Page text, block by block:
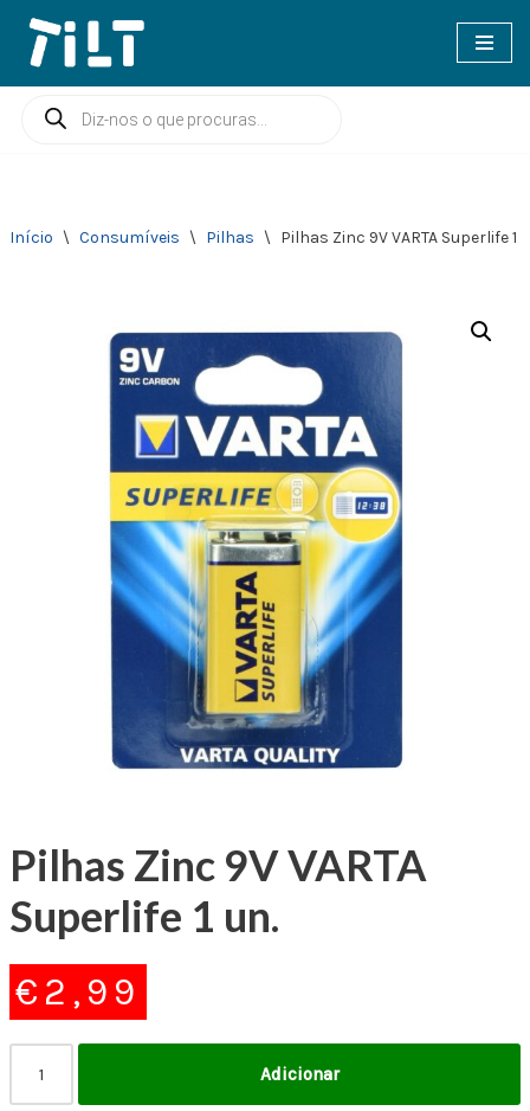
Avançar
para
Início \ Consumíveis \ Pilhas \ Pilhas Zinc 9V VARTA Superlife 1
Pilhas Zinc 9V VARTA
Superlife 1 un.
€ 2,99
Adicionar